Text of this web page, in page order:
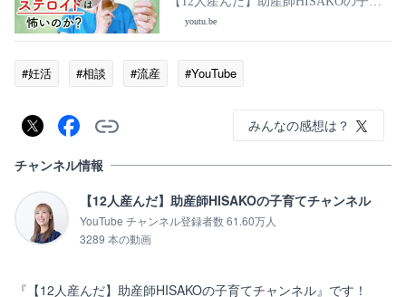
てチャンネル
youtu.be
#妊活 #相談 #流産 #YouTube
みんなの感想は？
チャンネル情報
【12人産んだ】助産師HISAKOの子育てチャンネル
YouTube チャンネル登録者数 61.60万人
3289 本の動画
『【12人産んだ】助産師HISAKOの子育てチャンネル』です！